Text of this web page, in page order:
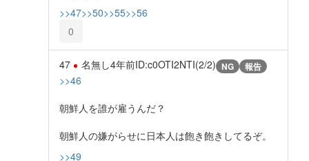
>>47>>50>>55>>56
0
47 名無し4年前ID:c0OTI2NTI(2/2) NG 報告
>>46
朝鮮人を誰が雇うんだ？
朝鮮人の嫌がらせに日本人は飽き飽きしてるぞ。
>>49